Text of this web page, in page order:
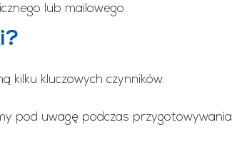
lub mailowego.
kilku kluczowych czynników.
pod uwagę podczas przygotowywania